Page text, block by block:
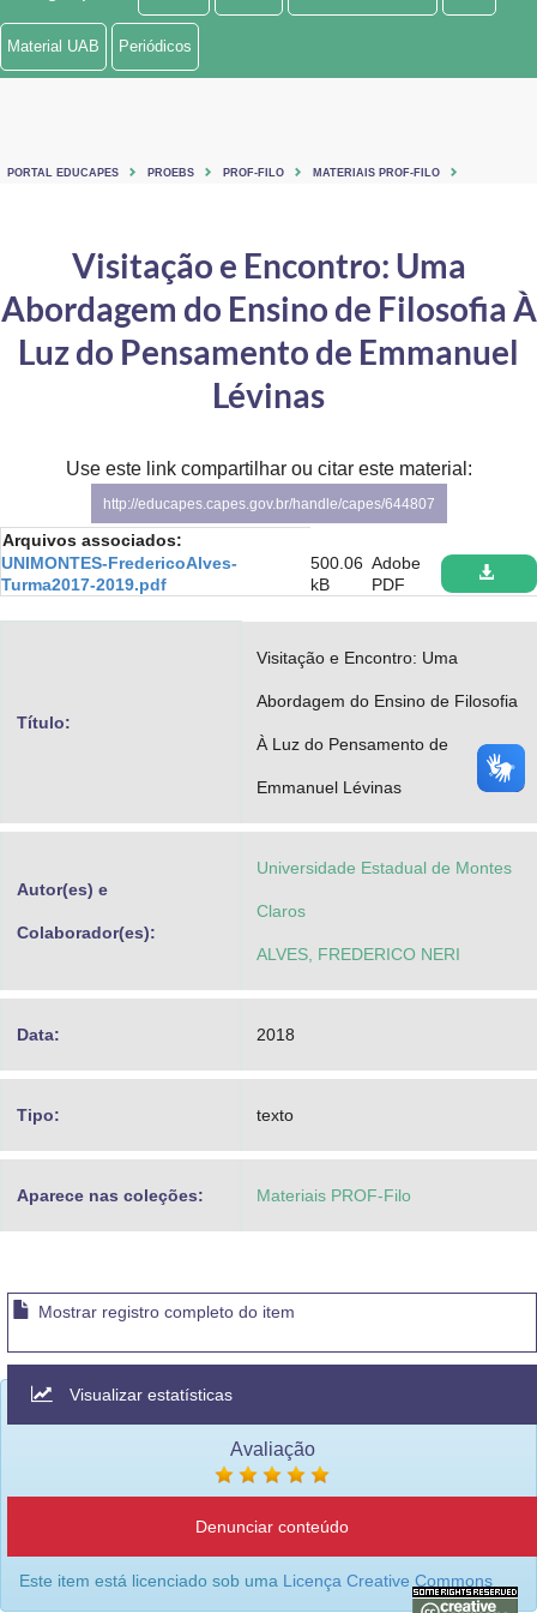
Ministério de Minas e Energia
Controladoria-Geral da União
Ministério da Mulher, da Família e dos Direitos Humanos
Gabinete de Segurança Institucional
Advocacia-Geral da União
Material UAB Periódicos
PORTAL EDUCAPES PROEBS PROF-FILO MATERIAIS PROF-FILO
Visitação e Encontro: Uma
Abordagem do Ensino de Filosofia À
Luz do Pensamento de Emmanuel
Lévinas
Use este link compartilhar ou citar este material:
http://educapes.capes.gov.br/handle/capes/644807
Arquivos associados:
UNIMONTES-FredericoAlves-
Turma2017-2019.pdf
500.06
kB
Adobe
PDF
Título:
Visitação e Encontro: Uma
Abordagem do Ensino de Filosofia
À Luz do Pensamento de
Emmanuel Lévinas
Autor(es) e
Colaborador(es):
Universidade Estadual de Montes
Claros
ALVES, FREDERICO NERI
Data: 2018
Tipo: texto
Aparece nas coleções: Materiais PROF-Filo
Mostrar registro completo do item
Visualizar estatísticas
Avaliação
Denunciar conteúdo
Este item está licenciado sob uma Licença Creative Commons